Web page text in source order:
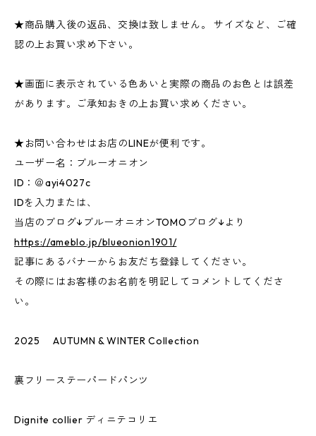
★商品購入後の返品、交換は致しません。 サイズなど、ご確
認の上お買い求め下さい。
★画面に表示されている色あいと実際の商品のお色とは誤差
があります。ご承知おきの上お買い求めください。
★お問い合わせはお店のLINEが便利です。
ユーザー名：ブルーオニオン
ID：＠ayi4027c
IDを入力または、
当店のブログ↓ブルーオニオンTOMOブログ↓より
https://ameblo.jp/blueonion1901/
記事にあるバナーからお友だち登録してください。
その際にはお客様のお名前を明記してコメントしてくださ
い。
2025 AUTUMN & WINTER Collection
裏フリーステーパードパンツ
Dignite collier ディニテコリエ